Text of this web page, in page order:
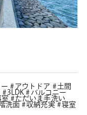
アウトドア
土間
3LDK
バルコニー
室
ただいま手洗い
洗面 収納充実
寝室